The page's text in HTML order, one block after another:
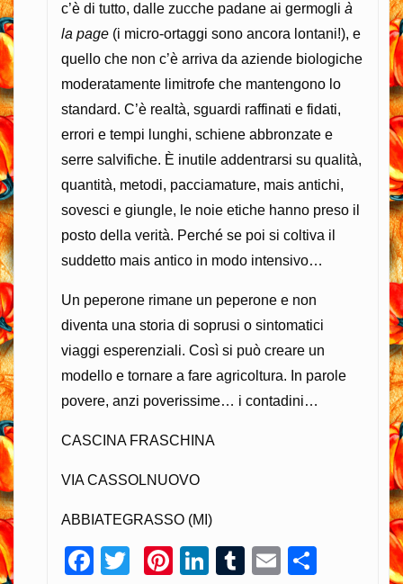
c’è di tutto, dalle zucche padane ai germogli à
la page (i micro-ortaggi sono ancora lontani!), e
quello che non c’è arriva da aziende biologiche
moderatamente limitrofe che mantengono lo
standard. C’è realtà, sguardi raffinati e fidati,
errori e tempi lunghi, schiene abbronzate e
serre salvifiche. È inutile addentrarsi su qualità,
quantità, metodi, pacciamature, mais antichi,
sovesci e giungle, le noie etiche hanno preso il
posto della verità. Perché se poi si coltiva il
suddetto mais antico in modo intensivo…
Un peperone rimane un peperone e non
diventa una storia di soprusi o sintomatici
viaggi esperenziali. Così si può creare un
modello e tornare a fare agricoltura. In parole
povere, anzi poverissime… i contadini…
CASCINA FRASCHINA
VIA CASSOLNUOVO
ABBIATEGRASSO (MI)
Facebook
TwitterPinterest
LinkedIn
Tumblr
Email